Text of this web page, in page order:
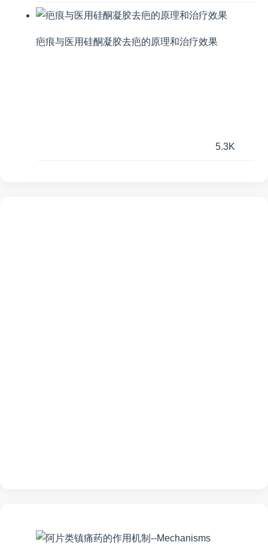
疤痕与医用硅酮凝胶去疤的原理和治疗效果
5.3K